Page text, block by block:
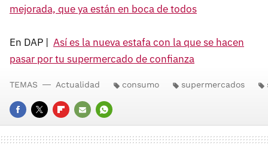
mejorada, que ya están en boca de todos
En DAP | Así es la nueva estafa con la que se hacen
pasar por tu supermercado de confianza
FACEBOOK
TWITTERFLIPBOARD
E-
WHATSAPP
TEMAS Actualidad consumo supermercados